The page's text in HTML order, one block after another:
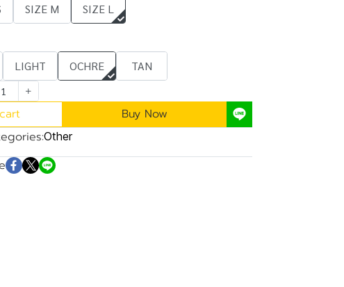
SIZE M SIZE L
LIGHT OCHRE TAN
Buy Now
Other